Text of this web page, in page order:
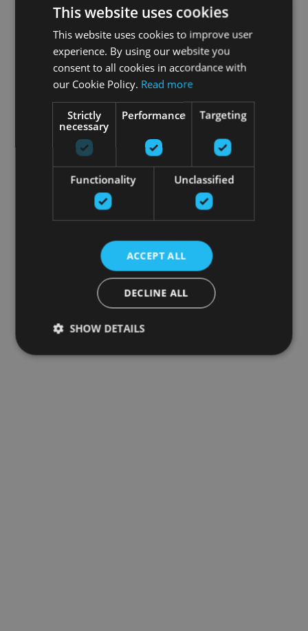
This website uses cookies
This website uses cookies to improve user
experience. By using our website you
consent to all cookies in accordance with
our Cookie Policy. Read more
Strictly
necessary
Performance Targeting
Functionality Unclassified
ACCEPT ALL
DECLINE ALL
SHOW DETAILS